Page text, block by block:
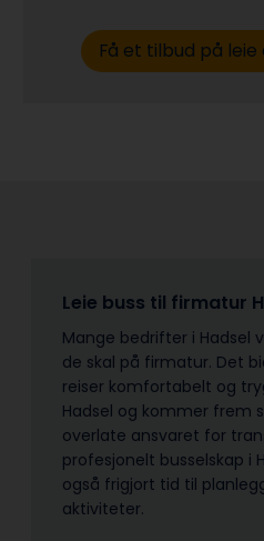
Få et tilbud på leie
Leie buss til firmatur
Mange bedrifter i Hadsel
de skal på firmatur. Det
reiser komfortabelt og
Hadsel og kommer frem
overlate ansvaret for
profesjonelt busselskap i
også frigjort tid til
aktiviteter.